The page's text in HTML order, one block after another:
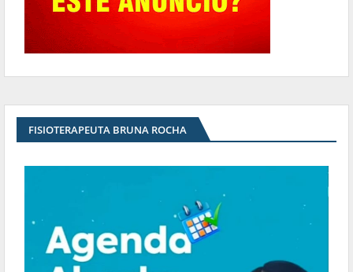
FISIOTERAPEUTA BRUNA ROCHA